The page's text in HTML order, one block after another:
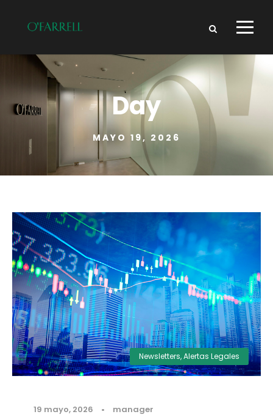
Day
MAYO 19, 2026
Newsletters,Alertas Legales
19 mayo, 2026 • manager